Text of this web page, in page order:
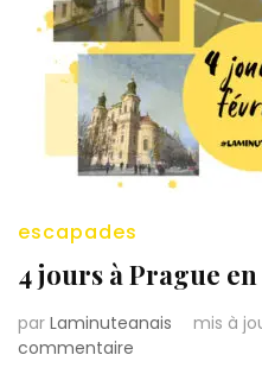
escapades
4 jours à Prague
par Laminuteanais mis à
commentaire